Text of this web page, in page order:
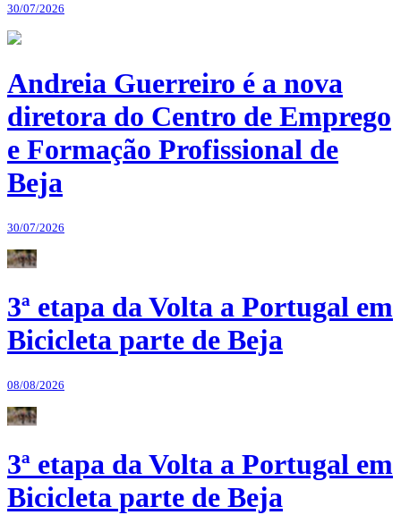
30/07/2026
Andreia Guerreiro é a nova
diretora do Centro de Emprego
e Formação Profissional de
Beja
30/07/2026
3ª etapa da Volta a Portugal em
Bicicleta parte de Beja
08/08/2026
3ª etapa da Volta a Portugal em
Bicicleta parte de Beja